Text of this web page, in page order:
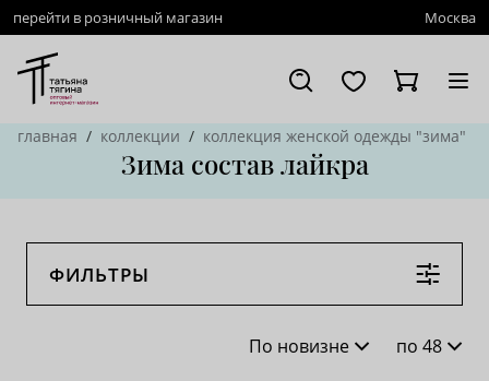
перейти в розничный магазин Москва
главная коллекции коллекция женской одежды "зима"
Зима состав лайкра
ФИЛЬТРЫ
По новизне
по 48